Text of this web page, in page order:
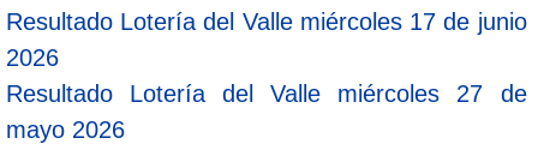
Resultado Lotería del Valle miércoles 17 de junio
2026
Resultado Lotería del Valle miércoles 27 de
mayo 2026